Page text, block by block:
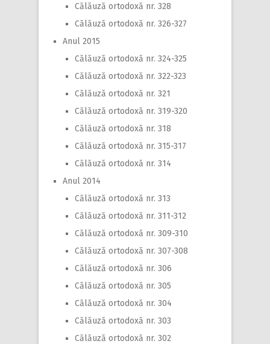
Călăuză ortodoxă nr. 328
Călăuză ortodoxă nr. 326-327
Anul 2015
Călăuză ortodoxă nr. 324-325
Călăuză ortodoxă nr. 322-323
Călăuză ortodoxă nr. 321
Călăuză ortodoxă nr. 319-320
Călăuză ortodoxă nr. 318
Călăuză ortodoxă nr. 315-317
Călăuză ortodoxă nr. 314
Anul 2014
Călăuză ortodoxă nr. 313
Călăuză ortodoxă nr. 311-312
Călăuză ortodoxă nr. 309-310
Călăuză ortodoxă nr. 307-308
Călăuză ortodoxă nr. 306
Călăuză ortodoxă nr. 305
Călăuză ortodoxă nr. 304
Călăuză ortodoxă nr. 303
Călăuză ortodoxă nr. 302